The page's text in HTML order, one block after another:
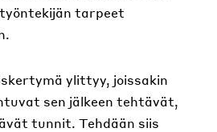
tarpeet
ylittyy, joissakin
sen jälkeen tehtävät,
tunnit. Tehdään siis